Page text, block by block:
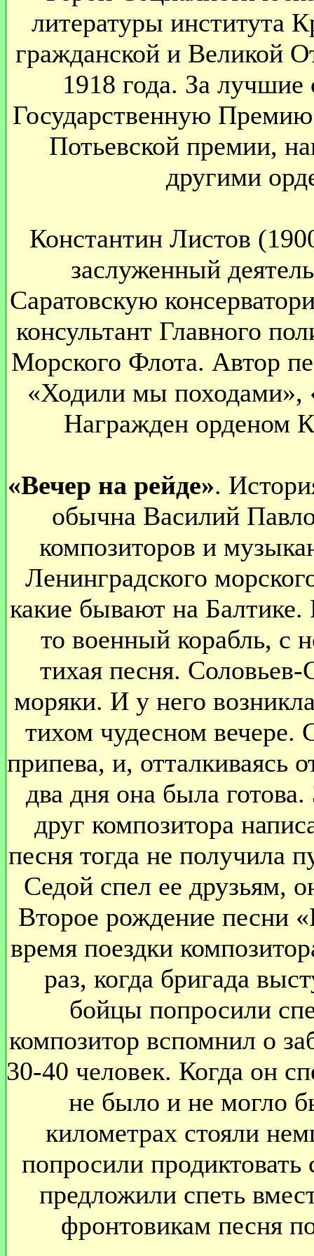
литературы института
гражданской и Великой
1918 года. За
Государственную
Потьевской премии,
другими
Константин Листов
заслуженный
Саратовскую
консультант Главного
Морского Флота. Автор
«Ходили мы походами»,
Награжден орденом
«Вечер на рейде».
обычна Василий
композиторов и
Ленинградского
какие бывают на Балтике.
то военный корабль, с
тихая песня.
моряки. И у него
тихом чудесном вечере.
припева, и, отталкиваясь
два дня она была
друг композитора
песня тогда не получила
Седой спел ее друзьям,
Второе рождение песни
время поездки
раз, когда бригада
бойцы попросили
композитор вспомнил о
30-40 человек. Когда он
не было и не могло
километрах стояли
попросили
предложили спеть
фронтовикам песня